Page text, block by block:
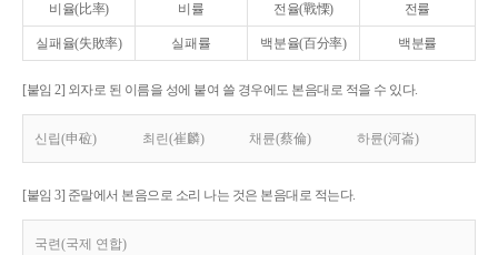
비율(比率) 비률 전율(戰慄) 전률
실패율(失敗率) 실패률 백분율(百分率) 백분률
[붙임 2] 외자로 된 이름을 성에 붙여 쓸 경우에도 본음대로 적을 수 있다.
신립(申砬) 최린(崔麟) 채륜(蔡倫) 하륜(河崙)
[붙임 3] 준말에서 본음으로 소리 나는 것은 본음대로 적는다.
국련(국제 연합)